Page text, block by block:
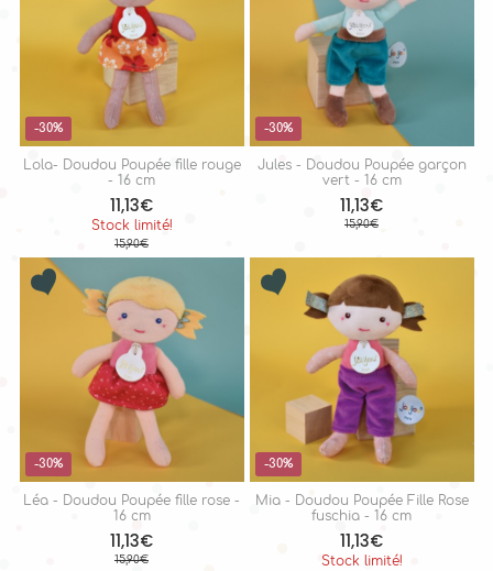
-30%
Lola- Doudou Poupée fille rouge
- 16 cm
15,90€
11,13€
Stock limité!
-30%
Jules - Doudou Poupée garçon
vert - 16 cm
15,90€
11,13€
-30%
Léa - Doudou Poupée fille rose -
16 cm
15,90€
11,13€
-30%
Mia - Doudou Poupée Fille Rose
fuschia - 16 cm
11,13€
Stock limité!